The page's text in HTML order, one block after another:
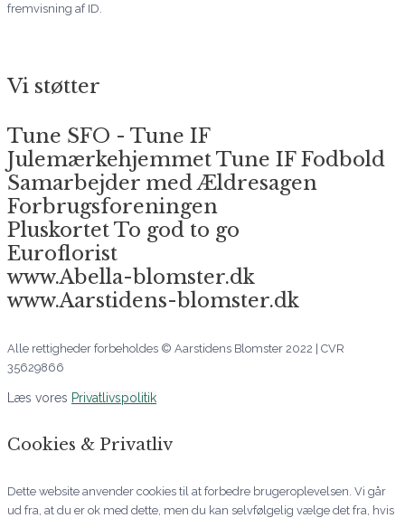
fremvisning af ID.
Vi støtter
Tune SFO - Tune IF
Julemærkehjemmet Tune IF Fodbold
Samarbejder med Ældresagen
Forbrugsforeningen
Pluskortet To god to go
Euroflorist
www.Abella-blomster.dk
www.Aarstidens-blomster.dk
Alle rettigheder forbeholdes © Aarstidens Blomster 2022 | CVR
35629866
Læs vores Privatlivspolitik
Cookies & Privatliv
Dette website anvender cookies til at forbedre brugeroplevelsen. Vi går
ud fra, at du er ok med dette, men du kan selvfølgelig vælge det fra, hvis